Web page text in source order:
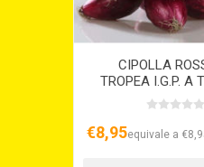
CIPOLLA
TROPEA I.G.P. A
€8,95equivale a